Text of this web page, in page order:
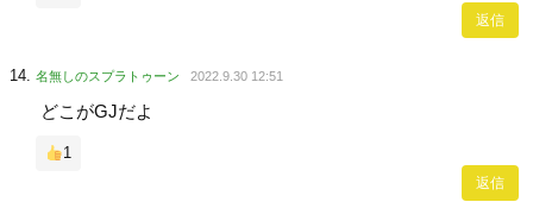
返信
名無しのスプラトゥーン 2022.9.30 12:51
どこがGJだよ
1
返信